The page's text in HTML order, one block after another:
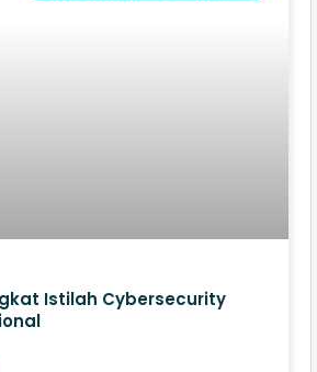
Istilah Cybersecurity